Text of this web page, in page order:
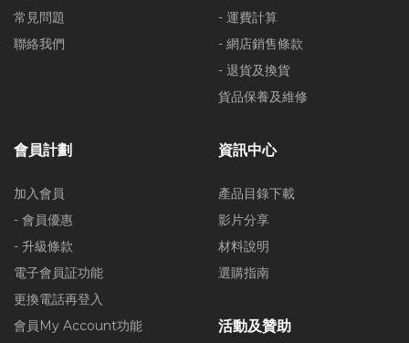
常見問題
聯絡我們
- 運費計算
- 網店銷售條款
- 退貨及換貨
貨品保養及維修
會員計劃
加入會員
- 會員優惠
- 升級條款
電子會員証功能
更換電話再登入
會員My Account功能
資訊中心
產品目錄下載
影片分享
材料說明
選購指南
活動及贊助